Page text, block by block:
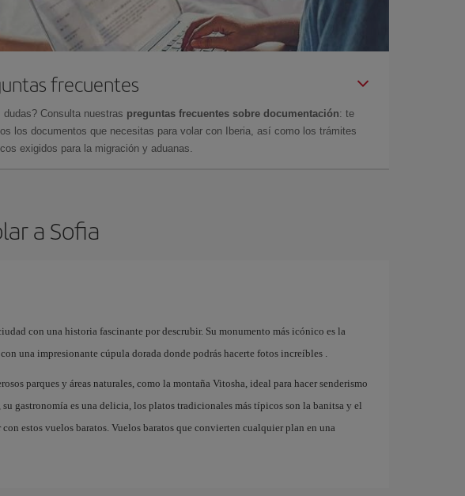
frecuentes
dudas? Consulta nuestras preguntas frecuentes sobre documentación: te
los documentos que necesitas para volar con Iberia, así como los trámites
exigidos para la migración y aduanas.
a Sofia
con una historia fascinante por descrubir. Su monumento más icónico es la
una impresionante cúpula dorada donde podrás hacerte fotos increíbles .
parques y áreas naturales, como la montaña Vitosha, ideal para hacer senderismo
gastronomía es una delicia, los platos tradicionales más típicos son la banitsa y el
estos vuelos baratos. Vuelos baratos que convierten cualquier plan en una